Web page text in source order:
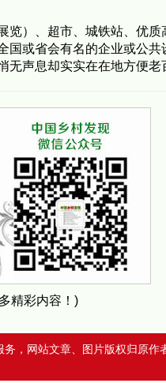
）、超市、城铁站、优
或省会有名的企业或公
声息却实实在在地方便老
精彩内容！)
，网站文章、图片版权归原